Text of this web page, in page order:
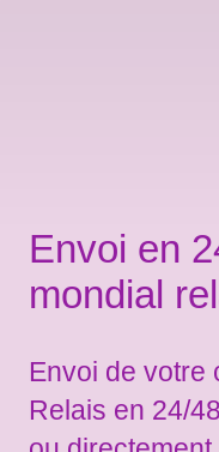
Envoi en
mondial
Envoi de votre
Relais en 24/